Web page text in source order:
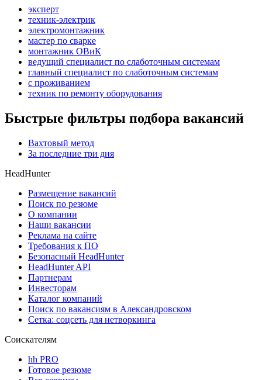
эксперт
техник-электрик
электромонтажник
мастер по сварке
монтажник ОВиК
ведущий специалист по слаботочным системам
главный специалист по слаботочным системам
с проживанием
техник по ремонту оборудования
Быстрые фильтры подбора вакансий
Вахтовый метод
За последние три дня
HeadHunter
Размещение вакансий
Поиск по резюме
О компании
Наши вакансии
Реклама на сайте
Требования к ПО
Безопасный HeadHunter
HeadHunter API
Партнерам
Инвесторам
Каталог компаний
Поиск по вакансиям в Александровском
Сетка: соцсеть для нетворкинга
Соискателям
hh PRO
Готовое резюме